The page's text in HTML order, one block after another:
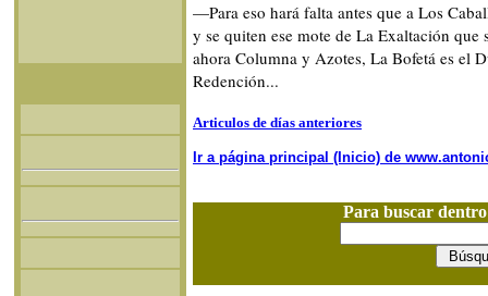
—Para eso hará falta antes que a Los
y se quiten ese mote de La Exaltación que
ahora Columna y Azotes, La Bofetá es el
Redención...
Articulos de días anteriores
Ir a página principal (Inicio) de
Para buscar